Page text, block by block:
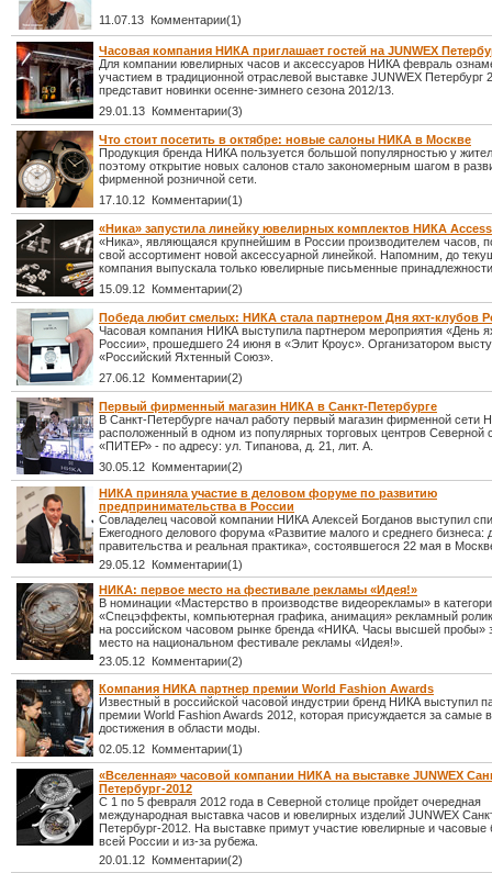
11.07.13 Комментарии(1)
Часовая компания НИКА приглашает гостей на JUNWEX
Для компании ювелирных часов и аксессуаров НИКА февраль
участием в традиционной отраслевой выставке JUNWEX Петербург
представит новинки осенне-зимнего сезона 2012/13.
29.01.13 Комментарии(3)
Что стоит посетить в октябре: новые салоны НИКА в Москве
Продукция бренда НИКА пользуется большой популярностью у
поэтому открытие новых салонов стало закономерным шагом в
фирменной розничной сети.
17.10.12 Комментарии(1)
«Ника» запустила линейку ювелирных комплектов НИКА
«Ника», являющаяся крупнейшим в России производителем часов,
свой ассортимент новой аксессуарной линейкой. Напомним, до
компания выпускала только ювелирные письменные
15.09.12 Комментарии(2)
Победа любит смелых: НИКА стала партнером Дня яхт-клубов
Часовая компания НИКА выступила партнером мероприятия «День
России», прошедшего 24 июня в «Элит Кроус». Организатором
«Российский Яхтенный Союз».
27.06.12 Комментарии(2)
Первый фирменный магазин НИКА в Санкт-Петербурге
В Санкт-Петербурге начал работу первый магазин фирменной сети
расположенный в одном из популярных торговых центров Северной
«ПИТЕР» - по адресу: ул. Типанова, д. 21, лит. А.
30.05.12 Комментарии(2)
НИКА приняла участие в деловом форуме по развитию
предпринимательства в России
Совладелец часовой компании НИКА Алексей Богданов выступил
Ежегодного делового форума «Развитие малого и среднего бизнеса:
правительства и реальная практика», состоявшегося 22 мая в
29.05.12 Комментарии(1)
НИКА: первое место на фестивале рекламы «Идея!»
В номинации «Мастерство в производстве видеорекламы» в
«Спецэффекты, компьютерная графика, анимация» рекламный ролик
на российском часовом рынке бренда «НИКА. Часы высшей пробы»
место на национальном фестивале рекламы «Идея!».
23.05.12 Комментарии(2)
Компания НИКА партнер премии World Fashion Awards
Известный в российской часовой индустрии бренд НИКА выступил
премии World Fashion Awards 2012, которая присуждается за самые
достижения в области моды.
02.05.12 Комментарии(1)
«Вселенная» часовой компании НИКА на выставке JUNWEX
Петербург-2012
С 1 по 5 февраля 2012 года в Северной столице пройдет очередная
международная выставка часов и ювелирных изделий JUNWEX
Петербург-2012. На выставке примут участие ювелирные и часовые
всей России и из-за рубежа.
20.01.12 Комментарии(2)